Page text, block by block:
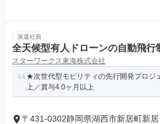
派遣社員
全天候型有人ドローンの自動飛行
スターワークス東海株式会社
★次世代型モビリティの先行開発プロジ
上／賞与4.0ヶ月以上
〒431-0302静岡県湖西市新居町新居